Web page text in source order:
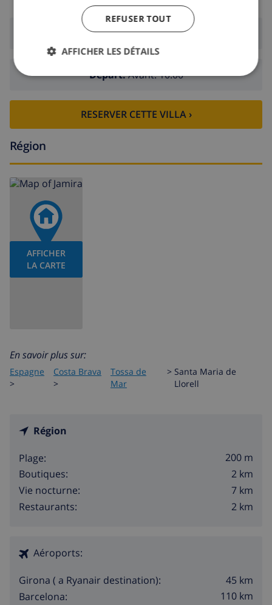
Arrivée:De 16:00 avant 21:00
Départ:Avant: 10:00
RESERVER CETTE VILLA ›
Région
AFFICHER
LA CARTE
En savoir plus sur:
Espagne
>
Costa Brava
>
Tossa de
Mar
> Santa Maria de
Llorell
Région
Plage:
200 m
Boutiques:
2 km
Vie nocturne:
7 km
Restaurants:
2 km
Aéroports:
Girona ( a Ryanair destination):
45 km
Barcelona:
110 km
REFUSER TOUT
AFFICHER LES DÉTAILS